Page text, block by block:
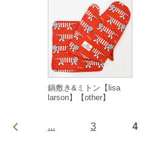
鍋敷き&ミトン【lisa
larson】【other】
... 3 4